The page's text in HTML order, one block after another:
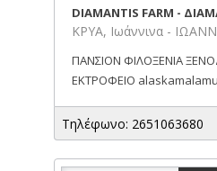
DIAMANTIS FARM -
ΚΡΥΑ, Ιωάννινα -
ΠΑΝΣΙΟΝ ΦΙΛΟΞΕΝΙΑ
ΕΚΤΡΟΦΕΙΟ
Τηλέφωνο: 2651063680